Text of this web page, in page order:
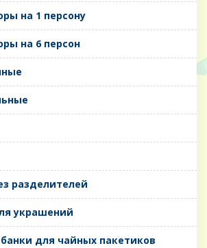
на 1 персону
на 6 персон
разделителей
украшений
для чайных пакетиков